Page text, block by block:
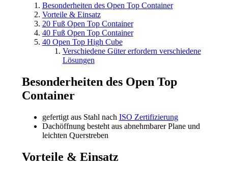
Besonderheiten des Open Top Container
Vorteile & Einsatz
20 Fuß Open Top Container
40 Fuß Open Top Container
40 Open Top High Cube
Verschiedene Güter erfordern verschiedene
Lösungen
Besonderheiten des Open Top
Container
gefertigt aus Stahl nach ISO Zertifizierung
Dachöffnung besteht aus abnehmbarer Plane und
leichten Querstreben
Vorteile & Einsatz